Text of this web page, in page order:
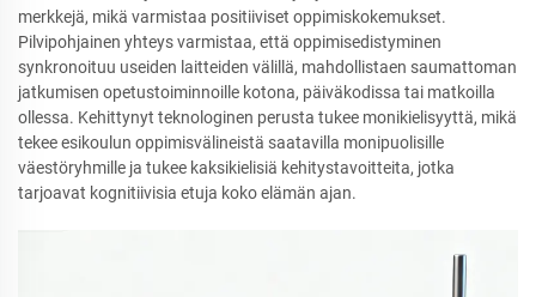
merkkejä, mikä varmistaa positiiviset oppimiskokemukset.
Pilvipohjainen yhteys varmistaa, että oppimisedistyminen
synkronoituu useiden laitteiden välillä, mahdollistaen saumattoman
jatkumisen opetustoiminnoille kotona, päiväkodissa tai matkoilla
ollessa. Kehittynyt teknologinen perusta tukee monikielisyyttä, mikä
tekee esikoulun oppimisvälineistä saatavilla monipuolisille
väestöryhmille ja tukee kaksikielisiä kehitystavoitteita, jotka
tarjoavat kognitiivisia etuja koko elämän ajan.